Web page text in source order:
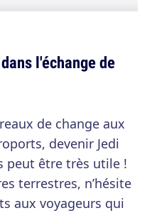
l'échange de
de change aux
devenir Jedi
peut être très utile !
terrestres, n’hésite
aux voyageurs qui